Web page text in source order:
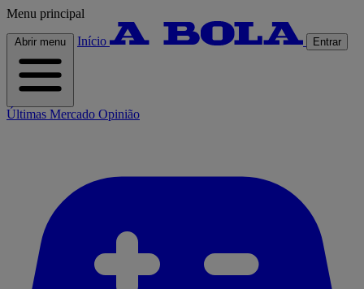
Menu principal
Abrir menu Início Entrar
Últimas Mercado Opinião